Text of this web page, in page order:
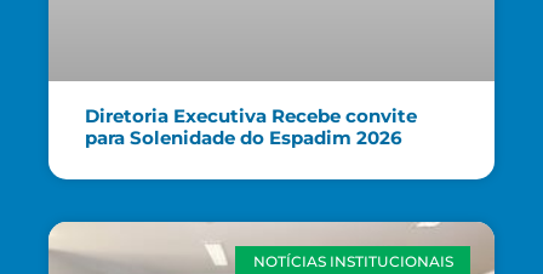
Diretoria Executiva Recebe convite
para Solenidade do Espadim 2026
NOTÍCIAS INSTITUCIONAIS